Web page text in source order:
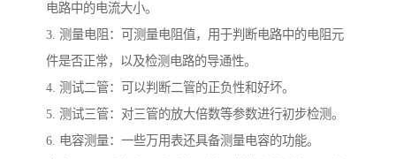
电路中的电流大小。
3. 测量电阻：可测量电阻值，用于判断电路中的电阻元
件是否正常，以及检测电路的导通性。
4. 测试二管：可以判断二管的正负性和好坏。
5. 测试三管：对三管的放大倍数等参数进行初步检测。
6. 电容测量：一些万用表还具备测量电容的功能。